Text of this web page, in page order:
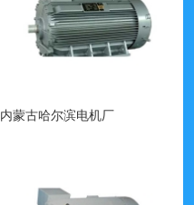
内蒙古哈尔滨电机厂